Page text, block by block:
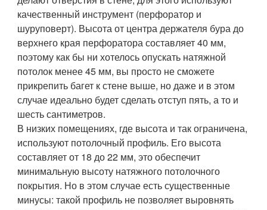
качественный инструмент (перфоратор и
шуруповерт). Высота от центра держателя бура до
верхнего края перфоратора составляет 40 мм,
поэтому как бы ни хотелось опускать натяжной
потолок менее 45 мм, вы просто не сможете
прикрепить багет к стене выше, но даже и в этом
случае идеально будет сделать отступ пять, а то и
шесть сантиметров.
В низких помещениях, где высота и так ограничена,
используют потолочный профиль. Его высота
составляет от 18 до 22 мм, это обеспечит
минимальную высоту натяжного потолочного
покрытия. Но в этом случае есть существенные
минусы: такой профиль не позволяет выровнять